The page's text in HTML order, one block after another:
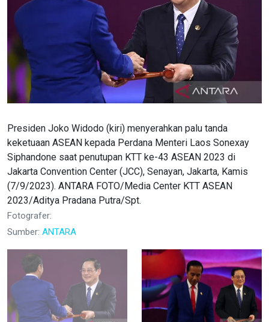
Presiden Joko Widodo (kiri) menyerahkan palu tanda
keketuaan ASEAN kepada Perdana Menteri Laos Sonexay
Siphandone saat penutupan KTT ke-43 ASEAN 2023 di
Jakarta Convention Center (JCC), Senayan, Jakarta, Kamis
(7/9/2023). ANTARA FOTO/Media Center KTT ASEAN
2023/Aditya Pradana Putra/Spt.
Fotografer:
Sumber: ANTARA